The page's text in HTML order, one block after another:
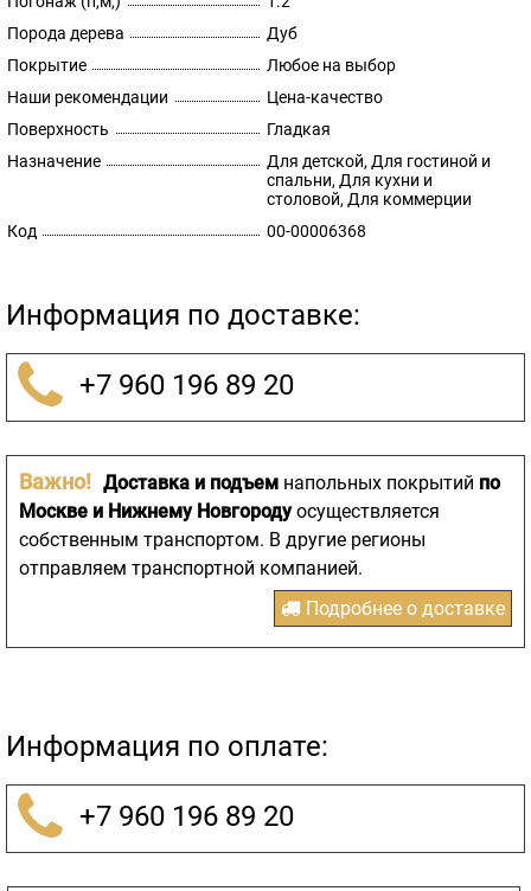
Порода дерева
Дуб
Покрытие
Любое на выбор
Наши рекомендации
Цена-качество
Поверхность
Гладкая
Назначение
Для детской, Для гостиной и
спальни, Для кухни и
столовой, Для коммерции
Код
00-00006368
Информация по доставке:
+7 960 196 89 20
Важно! Доставка и подъем напольных покрытий по
Москве и Нижнему Новгородуосуществляется
собственным транспортом. В другие регионы
отправляем транспортной компанией.
Подробнее о доставке
Информация по оплате:
+7 960 196 89 20